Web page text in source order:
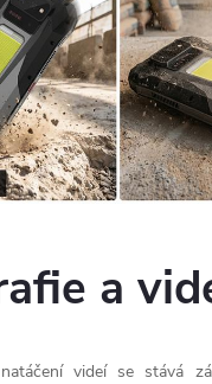
a
videí se stává